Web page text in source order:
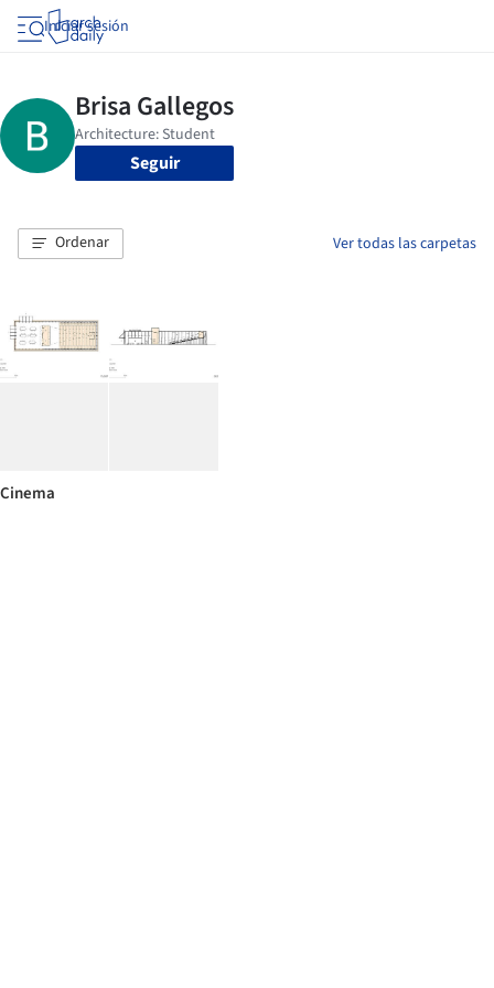
Iniciar sesión
Seguir
Ordenar Ver todas las carpetas
Cinema